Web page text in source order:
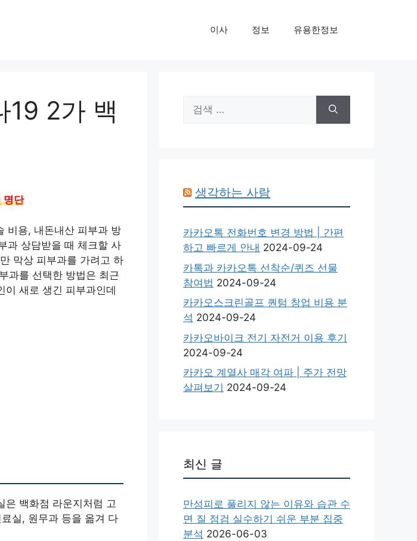
이사 정보 유용한정보
19 2가 백
명단
비용, 내돈내산 피부과 방
과 상담받을 때 체크할 사
막상 피부과를 가려고 하
과를 선택한 방법은 최근
이 새로 생긴 피부과인데
은 백화점 라운지처럼 고
실, 원무과 등을 옮겨 다
색:
생각하는 사람
카카오톡 전화번호 변경 방법 | 간편
하고 빠르게 안내 2024-09-24
카톡과 카카오톡 선착순/퀴즈 선물
참여법 2024-09-24
카카오스크린골프 퀀텀 창업 비용 분
석 2024-09-24
카카오바이크 전기 자전거 이용 후기
2024-09-24
카카오 계열사 매각 여파 | 주가 전망
살펴보기 2024-09-24
최신 글
만성피로 풀리지 않는 이유와 습관 수
면 질 점검 실수하기 쉬운 부분 집중
분석 2026-06-03